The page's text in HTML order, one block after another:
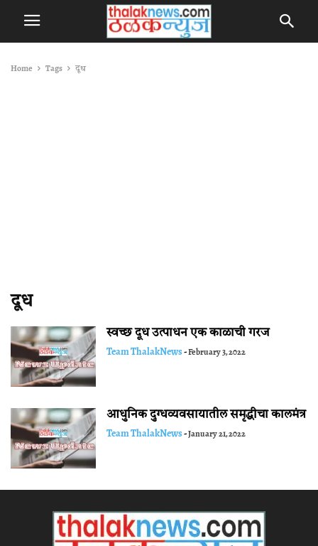
Home Tags दूध
दूध
स्वच्छ दूध उत्पाधन एक काळाची गरज
Team ThalakNews-February 3, 2022
आधुनिक दुग्धव्यवसायातील समृद्धीचा कालमंत्र
Team ThalakNews-January 21, 2022